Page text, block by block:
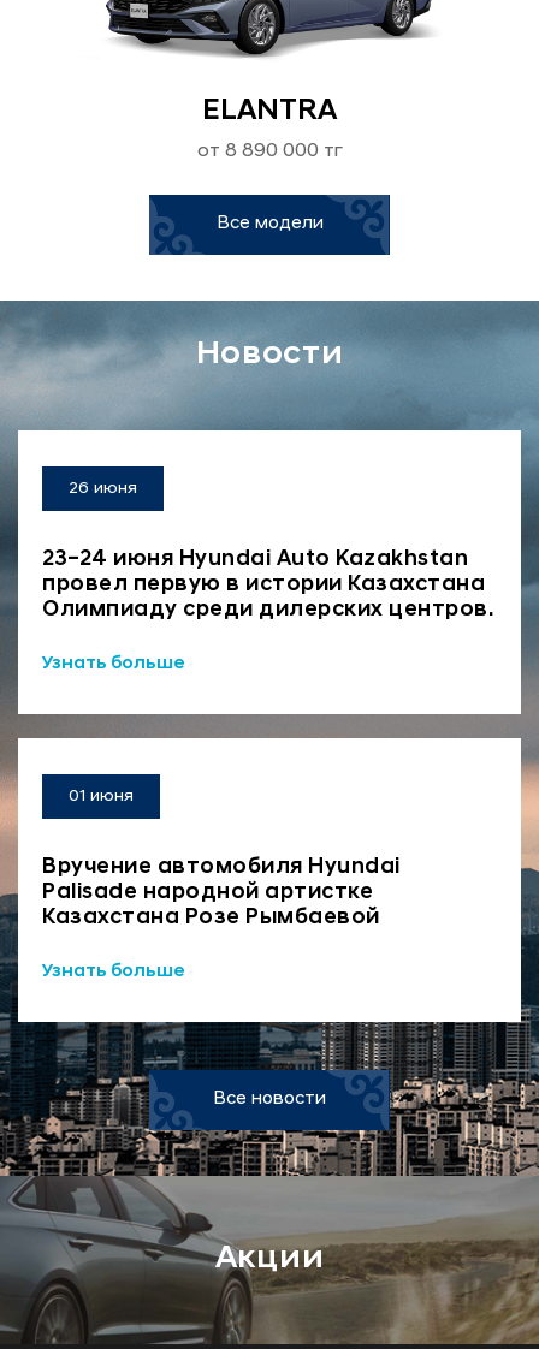
ELANTRA
от 8 890 000 тг
Все модели
Новости
26 июня
23–24 июня Hyundai Auto Kazakhstan
провел первую в истории Казахстана
Олимпиаду среди дилерских центров.
Узнать больше
01 июня
Вручение автомобиля Hyundai
Palisade народной артистке
Казахстана Розе Рымбаевой
Узнать больше
Все новости
Акции